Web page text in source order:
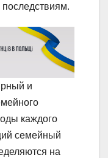
и
каждого
семейный
на